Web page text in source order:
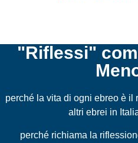
"Riflessi"
perché la vita di ogni ebreo è il
altri ebrei in
perché richiama la